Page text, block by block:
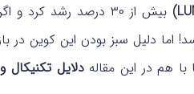
بیش از ۳۰ درصد رشد
این عدد به حدود ۱۰۰٪ میرسد! اما دلیل سبز بودن
با هم در این مقالهدلایل تکنیکال